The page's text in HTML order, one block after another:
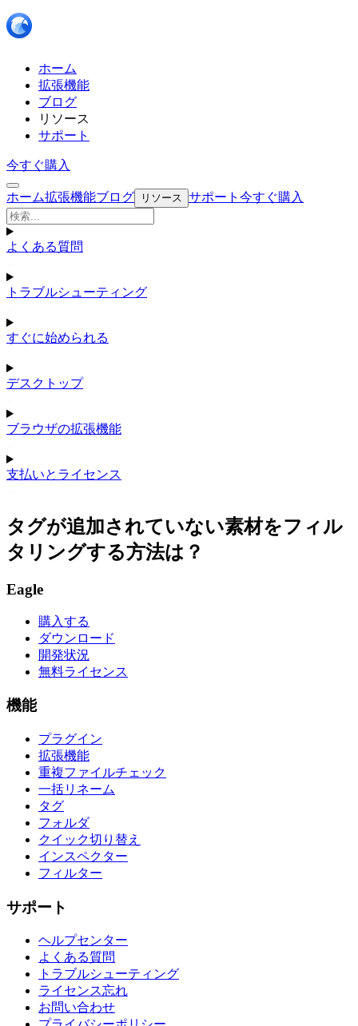
ホーム
拡張機能
ブログ
リソース
サポート
今すぐ購入
ホーム拡張機能ブログ リソース サポート 今すぐ購入
よくある質問
トラブルシューティング
すぐに始められる
デスクトップ
ブラウザの拡張機能
支払いとライセンス
タグが追加されていない素材をフィル
タリングする方法は？
Eagle
購入する
ダウンロード
開発状況
無料ライセンス
機能
プラグイン
拡張機能
重複ファイルチェック
一括リネーム
タグ
フォルダ
クイック切り替え
インスペクター
フィルター
サポート
ヘルプセンター
よくある質問
トラブルシューティング
ライセンス忘れ
お問い合わせ